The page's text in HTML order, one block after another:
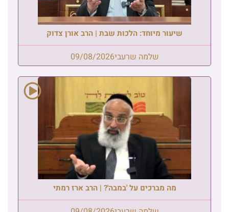
שיעור מיוחד: הלכות שבת | הרב אורן צדוק
שלמה שרעבי09/08/2026
מה מברכים על 'במבה'? | הרב ארז רמתי